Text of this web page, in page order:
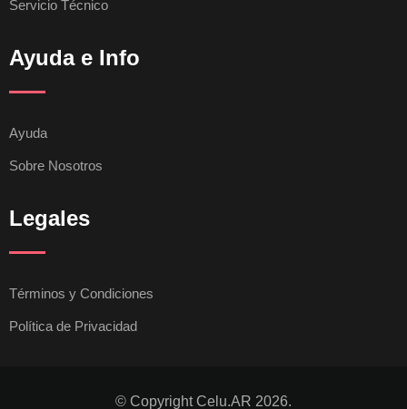
Servicio Técnico
Ayuda e Info
Ayuda
Sobre Nosotros
Legales
Términos y Condiciones
Política de Privacidad
© Copyright Celu.AR 2026.